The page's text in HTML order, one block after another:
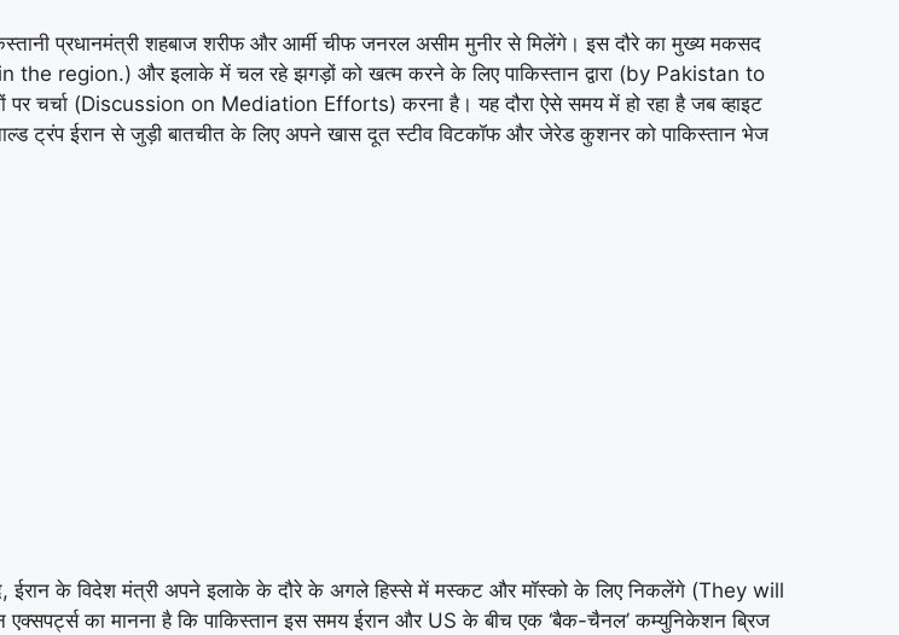
प्रधानमंत्री शहबाज शरीफ और आर्मी चीफ जनरल असीम मुनीर से मिलेंगे। इस दौरे का मुख्य मकसद
region.) और इलाके में चल रहे झगड़ों को खत्म करने के लिए पाकिस्तान द्वारा (by Pakistan to
चर्चा (Discussion on Mediation Efforts) करना है। यह दौरा ऐसे समय में हो रहा है जब व्हाइट
ट्रंप ईरान से जुड़ी बातचीत के लिए अपने खास दूत स्टीव विटकॉफ और जेरेड कुशनर को पाकिस्तान भेज
ईरान के विदेश मंत्री अपने इलाके के दौरे के अगले हिस्से में मस्कट और मॉस्को के लिए निकलेंगे (They will
का मानना ​​है कि पाकिस्तान इस समय ईरान और US के बीच एक ‘बैक-चैनल’ कम्युनिकेशन ब्रिज